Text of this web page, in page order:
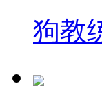
狗教